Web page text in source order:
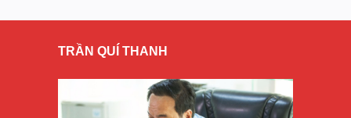
TRẦN QUÍ THANH